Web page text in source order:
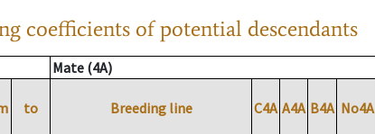
coefficients of potential descendants
Mate (4A)
to Breeding line C4A A4A B4A No4A